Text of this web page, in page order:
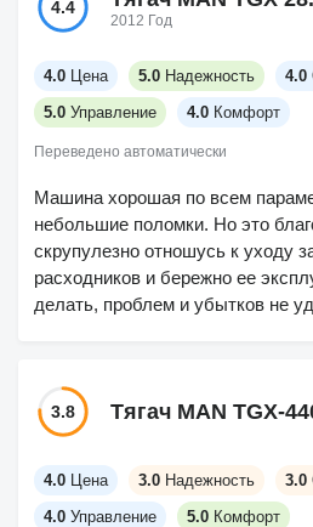
4.4
2012 Год
4.0 Цена 5.0 Надежность 4.0
5.0 Управление 4.0 Комфорт
Переведено автоматически
Машина хорошая по всем
небольшие поломки. Но это
скрупулезно отношусь к уходу
расходников и бережно ее
делать, проблем и убытков не
3.8 Тягач MAN TGX-
4.0 Цена 3.0 Надежность 3.0
4.0 Управление 5.0 Комфорт